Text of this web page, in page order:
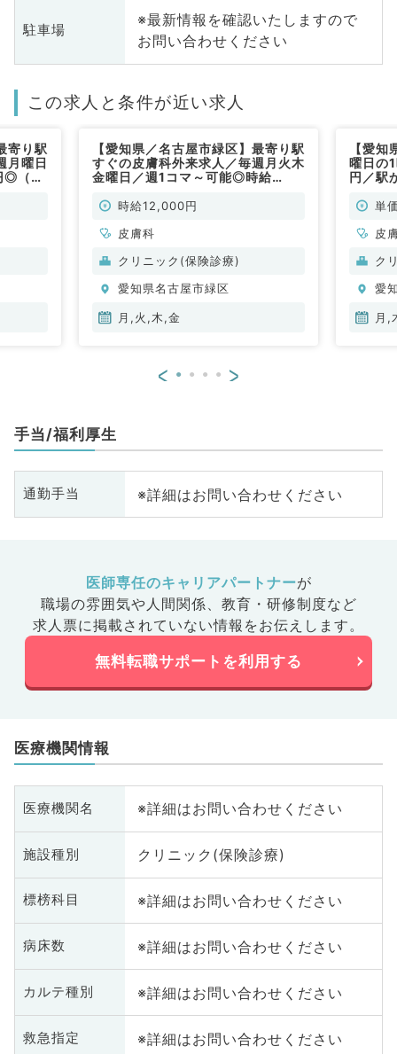
駐車場
※最新情報を確認いたしますので
お問い合わせください
この求人と条件が近い求人
寄り駅
月曜日
◎（皮
【愛知県／名古屋市緑区】最寄り駅
すぐの皮膚科外来求人／毎週月火木
金曜日／週1コマ～可能◎時給
時給12,000円
皮膚科
クリニック(保険診療)
愛知県名古屋市緑区
月,火,木,金
【愛
曜日の
円／駅
（皮膚
単
皮
ク
愛
月,
< >
手当/福利厚生
通勤手当 ※詳細はお問い合わせください
医師専任のキャリアパートナーが
職場の雰囲気や人間関係、 教育・研修制度など
求人票に掲載されていない情報をお伝えします。
無料転職サポートを利用する
医療機関情報
医療機関名 ※詳細はお問い合わせください
施設種別 クリニック(保険診療)
標榜科目 ※詳細はお問い合わせください
病床数 ※詳細はお問い合わせください
カルテ種別 ※詳細はお問い合わせください
救急指定 ※詳細はお問い合わせください